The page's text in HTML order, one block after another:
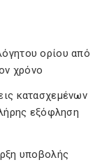
ορίου από
χρόνο
κατασχεμένων
εξόφληση
υποβολής